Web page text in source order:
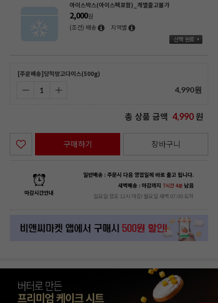
아이스박스(아이스팩포함)_개별출고불가
2,000원
(조건) 배송
지역별
[주문배송]당적망고다이스(500g)
4,990원
총 상품 금액 4,990 원
구매하기 장바구니
마감시간안내
일반배송 : 주문시 다음 영업일에 바로 출고 됩니다.
새벽배송 : 마감까지 7시간 4분남음
일요일 정오 12시 마감! 월요일 새벽 07:00 도착